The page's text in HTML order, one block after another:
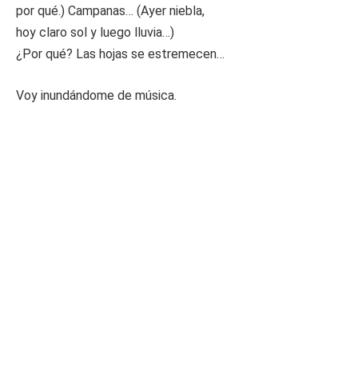
por qué.) Campanas… (Ayer niebla,
hoy claro sol y luego lluvia…)
¿Por qué? Las hojas se estremecen…
Voy inundándome de música.